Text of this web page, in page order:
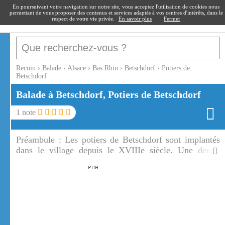
recoin.fr
Recoin › Balade › Alsace › Bas Rhin › Betschdorf › Potiers de
Betschdorf
Balade à Betschdorf, Potiers de Betschdorf
1 note
Préambule :Les potiers de Betschdorf sont implantés
dans le village depuis le XVIIIe siècle. Une demie
En poursuivant votre navigation sur notre site, vous acceptez l'utilisation de cookies nous
permettant de vous proposer des contenus et services adaptés à vos centres d'intérêts, dans le
respect de votre vie privée.
En savoir plus Fermer